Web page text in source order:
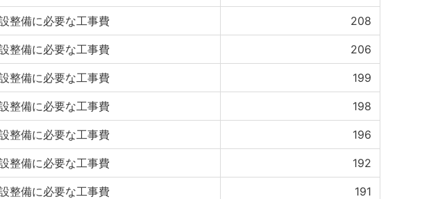
整備に必要な工事費 208
整備に必要な工事費 206
整備に必要な工事費 199
整備に必要な工事費 198
整備に必要な工事費 196
整備に必要な工事費 192
整備に必要な工事費 191